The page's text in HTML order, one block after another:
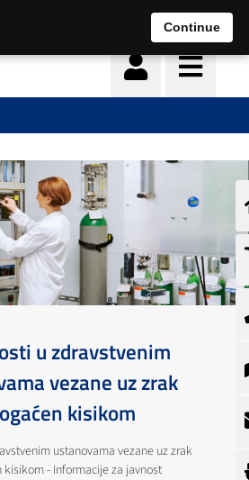
u zdravstvenim
vezane uz zrak
kisikom
ustanovama vezane uz zrak
kisikom - Informacije za javnost
Continue